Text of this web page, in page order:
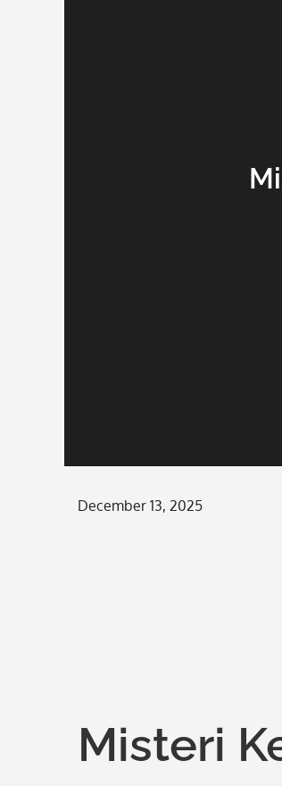
Posted
December 13, 2025
Misteri